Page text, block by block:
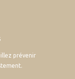
prévenir